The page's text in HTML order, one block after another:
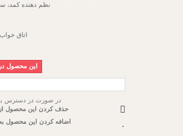
نظم دهنده کمد،
اتاق
این محصول
در صورت در دسترس
حذف کردن این محصول
اضافه کردن این محصول